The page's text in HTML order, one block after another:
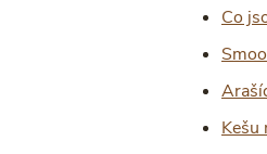
Co
Kešu